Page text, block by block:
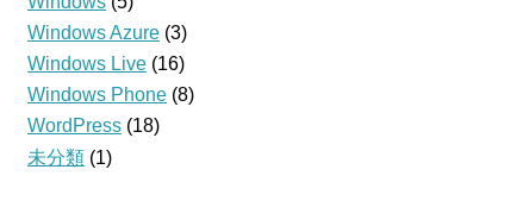
Windows Azure (3)
Windows Live (16)
Windows Phone (8)
WordPress (18)
未分類 (1)